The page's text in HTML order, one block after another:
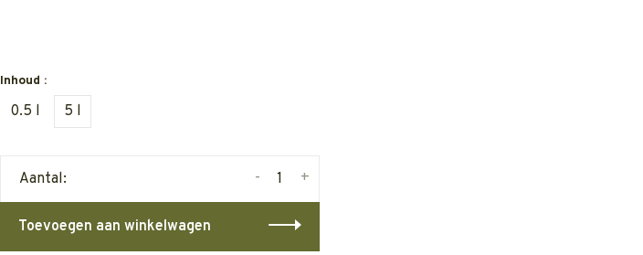
Inhoud :
0.5 l 5 l
Aantal: +
-
Toevoegen aan winkelwagen